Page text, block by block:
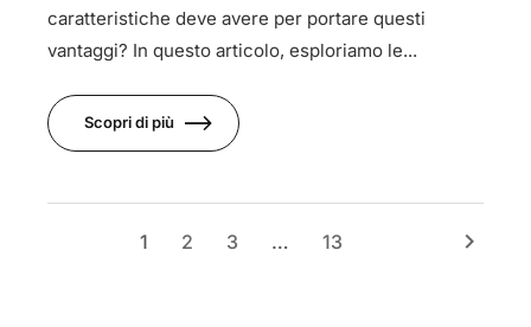
caratteristiche deve avere per portare questi
vantaggi? In questo articolo, esploriamo le...
Scopri di più
1 2 3 … 13 keyboard_arrow_right